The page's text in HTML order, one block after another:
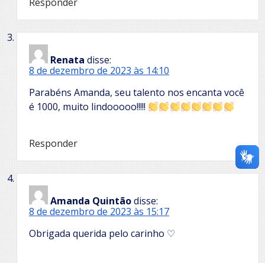
Renata disse:
8 de dezembro de 2023 às 14:10
Parabéns Amanda, seu talento nos encanta você
é 1000, muito lindooooo!!!!!
Responder
Amanda Quintãodisse:
8 de dezembro de 2023 às 15:17
Obrigada querida pelo carinho ♡